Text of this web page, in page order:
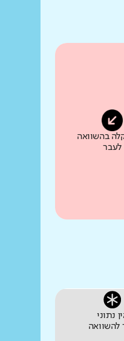
בהשוואה
לעבר
נתוני
להשוואה